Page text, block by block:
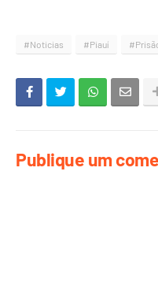
#Noticias #Piauí
Publique um